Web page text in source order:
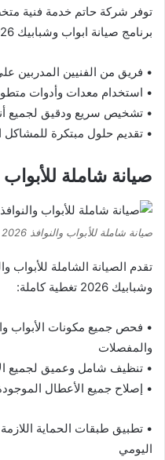
توفر شركة حاتم خدمة فنية
برنامج صيانة ابواب وشبابيك 2026 الشامل:
• فريق من الفنيين المدربين
• استخدام معدات وأدوات
• تشخيص سريع ودقيق لجميع
• تقديم حلول مبتكرة للمشاكل
صيانة شاملة للأبواب
صيانة شاملة للأبواب والنوافذ 2026
تقدم الصيانة الشاملة للأبواب
وشبابيك 2026 تغطية كاملة:
• فحص جميع مكونات الأبواب
والمفصلات
• تنظيف شامل وعميق لجميع
• إصلاح جميع الأعطال
• تطبيق طبقات الحماية
اليومي